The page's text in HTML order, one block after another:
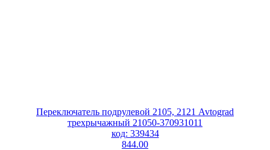
Переключатель подрулевой 2105, 2121 Avtograd
трехрычажный 21050-370931011
код: 339434
844.00